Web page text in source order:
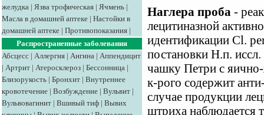
желудка | Язва трофическая | Ячмень |
Масла в домашней аптеке | Настойки в
домашней аптеке | Противопоказания |
Распространенные заболевания
Абсцесс | Аллергия | Ангина | Аппендицит
| Артрит | Атеросклероз | Бессонница |
Близорукость | Бронхит | Внутреннее
кровотечение | Возбуждение | Вульвит |
Вульвовагинит | Вшивый тиф | Вывих
Наглера проба -
лецитиназной
идентификации Cl.
постановки Н.п.
чашку Петри с
к-рого содержит
случае продукции
штриха наблюдается